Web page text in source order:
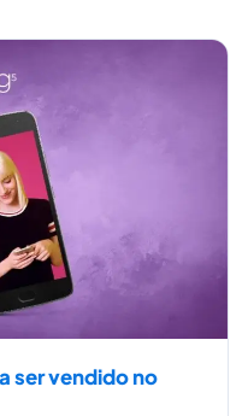
ser vendido no